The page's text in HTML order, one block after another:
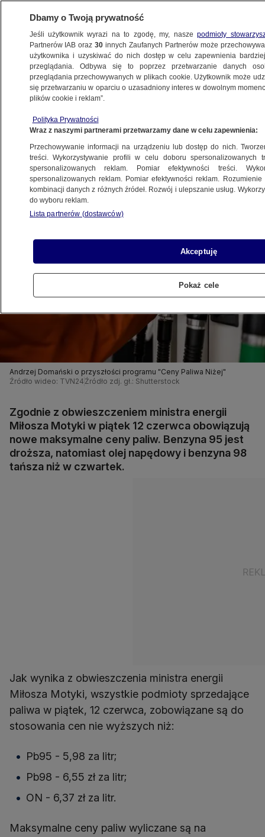
BIZNES
MOTO
12.06.2026, 06:30
Posłuchaj artykułu
Czyta lektor AI
Andrzej Domański o przyszłości programu "Ceny Paliwa Niżej"
Źródło wideo: TVN24 Źródło zdj. gł.: Shutterstock
Zgodnie z obwieszczeniem ministra energii
Miłosza Motyki w piątek 12 czerwca obowiązują
nowe maksymalne ceny paliw. Benzyna 95 jest
droższa, natomiast olej napędowy i benzyna 98
tańsza niż w czwartek.
Jak wynika z obwieszczenia ministra energii
Miłosza Motyki, wszystkie podmioty sprzedające
paliwa w piątek, 12 czerwca, zobowiązane są do
stosowania cen nie wyższych niż:
Pb95 - 5,98 za litr;
Pb98 - 6,55 zł za litr;
ON - 6,37 zł za litr.
Maksymalne ceny paliw wyliczane są na
Dbamy o Twoją prywatność
Jeśli użytkownik wyrazi na to zgodę, my, naszepodmioty
Partnerów IAB oraz30 innych Zaufanych Partnerów może
użytkownika i uzyskiwać do nich dostęp w celu zapewnienia
przeglądania. Odbywa się to poprzez przetwarzanie danych
przeglądania przechowywanych w plikach cookie. Użytkownik może
się przetwarzaniu w oparciu o uzasadniony interes w dowolnym
plików cookie i reklam”.
Polityka Prywatności
Wraz z naszymi partnerami przetwarzamy dane w celu zapewnienia:
Przechowywanie informacji na urządzeniu lub dostęp do nich.
treści. Wykorzystywanie profili w celu doboru spersonalizowanych
spersonalizowanych reklam. Pomiar efektywności treści.
spersonalizowanych reklam. Pomiar efektywności reklam.
kombinacji danych z różnych źródeł. Rozwój i ulepszanie usług.
do wyboru reklam.
Lista partnerów (dostawców)
Akceptuję
Pokaż cele